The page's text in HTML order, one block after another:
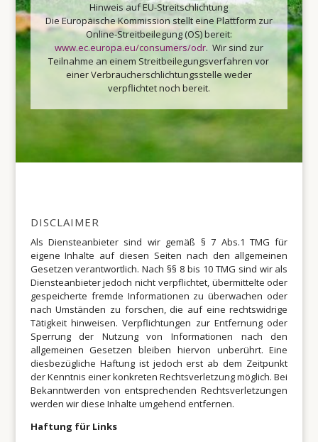
Hinweis auf EU-Streitschlichtung
Die Europäische Kommission stellt eine Plattform zur
Online-Streitbeilegung (OS) bereit:
www.ec.europa.eu/consumers/odr. Wir sind zur
Teilnahme an einem Streitbeilegungsverfahren vor
einer Verbraucherschlichtungsstelle weder
verpflichtet noch bereit.
DISCLAIMER
Als Diensteanbieter sind wir gemäß § 7 Abs.1 TMG für
eigene Inhalte auf diesen Seiten nach den allgemeinen
Gesetzen verantwortlich. Nach §§ 8 bis 10 TMG sind wir als
Diensteanbieter jedoch nicht verpflichtet, übermittelte oder
gespeicherte fremde Informationen zu überwachen oder
nach Umständen zu forschen, die auf eine rechtswidrige
Tätigkeit hinweisen. Verpflichtungen zur Entfernung oder
Sperrung der Nutzung von Informationen nach den
allgemeinen Gesetzen bleiben hiervon unberührt. Eine
diesbezügliche Haftung ist jedoch erst ab dem Zeitpunkt
der Kenntnis einer konkreten Rechtsverletzung möglich. Bei
Bekanntwerden von entsprechenden Rechtsverletzungen
werden wir diese Inhalte umgehend entfernen.
Haftung für Links